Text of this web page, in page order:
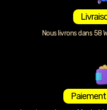
Nous livrons dans 58
Paiement